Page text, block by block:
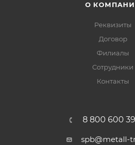
О
Реквизиты
Договор
Филиалы
Сотрудники
Контакты
8 800 600
spb@metall-